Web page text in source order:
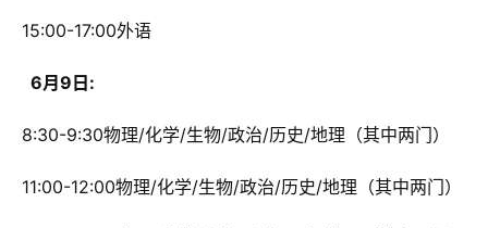
15:00-17:00外语
  6月9日:
8:30-9:30物理/化学/生物/政治/历史/地理（其中两门）
11:00-12:00物理/化学/生物/政治/历史/地理（其中两门）